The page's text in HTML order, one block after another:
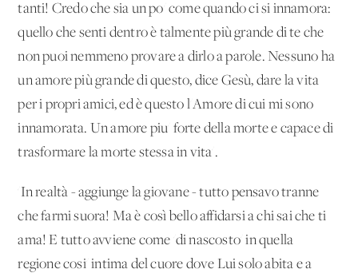
tanti! Credo che sia un po' come quando ci si innamora:
quello che senti dentro è talmente più grande di te che
non puoi nemmeno provare a dirlo a parole. Nessuno ha
un amore più grande di questo, dice Gesù, dare la vita
per i propri amici, ed è questo l'Amore di cui mi sono
innamorata. Un amore piu' forte della morte e capace di
trasformare la morte stessa in vita'.
'In realtà - aggiunge la giovane - tutto pensavo tranne
che farmi suora! Ma è così bello affidarsi a chi sai che ti
ama! E tutto avviene come 'di nascosto' in quella
regione cosi' intima del cuore dove Lui solo abita e a